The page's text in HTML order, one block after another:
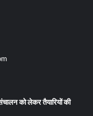
को लेकर तैयारियों की